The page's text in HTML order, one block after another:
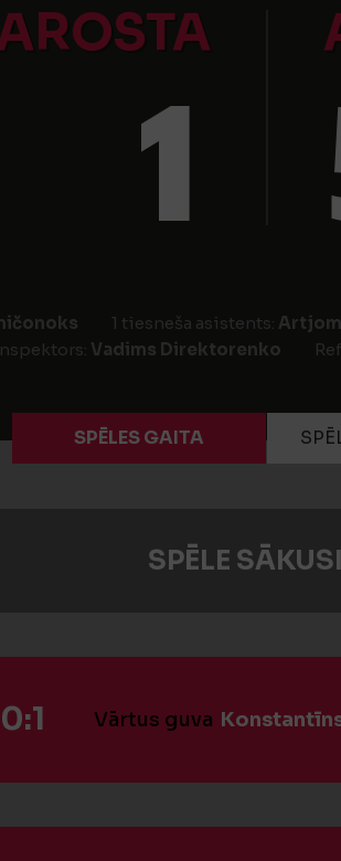
1
1 tiesneša asistents:
Vadims Direktorenko
SPĒLES GAITA
SPĒLE
Vārtus guva